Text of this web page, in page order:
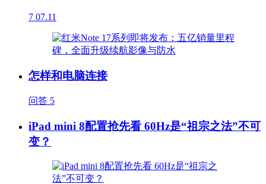
7 07.11
怎样和电脑连接
问答 5
iPad mini 8配置抢先看 60Hz是“祖宗之法”不可
变？